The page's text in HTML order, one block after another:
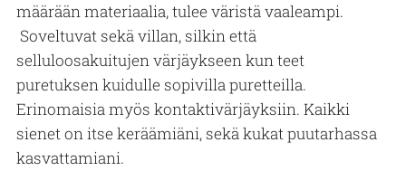
määrään materiaalia, tulee väristä vaaleampi.
Soveltuvat sekä villan, silkin että
selluloosakuitujen värjäykseen kun teet
puretuksen kuidulle sopivilla puretteilla.
Erinomaisia myös kontaktivärjäyksiin. Kaikki
sienet on itse keräämiäni, sekä kukat puutarhassa
kasvattamiani.